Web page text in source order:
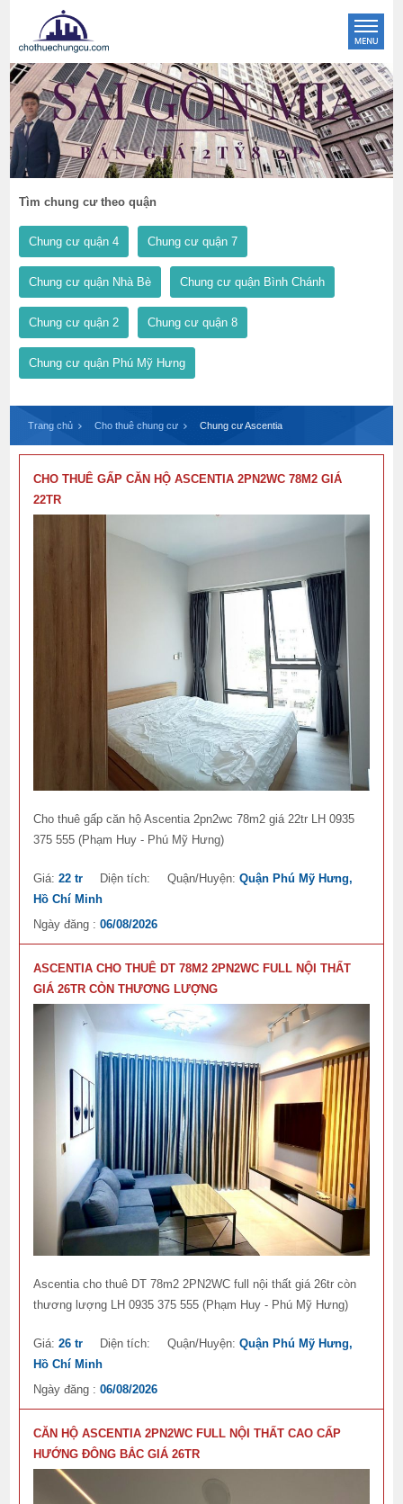
Tìm chung cư theo quận
Chung cư quận 4 Chung cư quận 7
Chung cư quận Nhà Bè Chung cư quận Bình Chánh
Chung cư quận 2 Chung cư quận 8
Chung cư quận Phú Mỹ Hưng
Trang chủ Cho thuê chung cư Chung cư Ascentia
CHO THUÊ GẤP CĂN HỘ ASCENTIA 2PN2WC 78M2 GIÁ
22TR
Cho thuê gấp căn hộ Ascentia 2pn2wc 78m2 giá 22tr LH 0935
375 555 (Phạm Huy - Phú Mỹ Hưng)
Giá:22 tr Diện tích: Quận/Huyện:Quận Phú Mỹ Hưng,
Hồ Chí Minh
Ngày đăng :06/08/2026
ASCENTIA CHO THUÊ DT 78M2 2PN2WC FULL NỘI THẤT
GIÁ 26TR CÒN THƯƠNG LƯỢNG
Ascentia cho thuê DT 78m2 2PN2WC full nội thất giá 26tr còn
thương lượng LH 0935 375 555 (Phạm Huy - Phú Mỹ Hưng)
Giá:26 tr Diện tích: Quận/Huyện:Quận Phú Mỹ Hưng,
Hồ Chí Minh
Ngày đăng :06/08/2026
CĂN HỘ ASCENTIA 2PN2WC FULL NỘI THẤT CAO CẤP
HƯỚNG ĐÔNG BẮC GIÁ 26TR